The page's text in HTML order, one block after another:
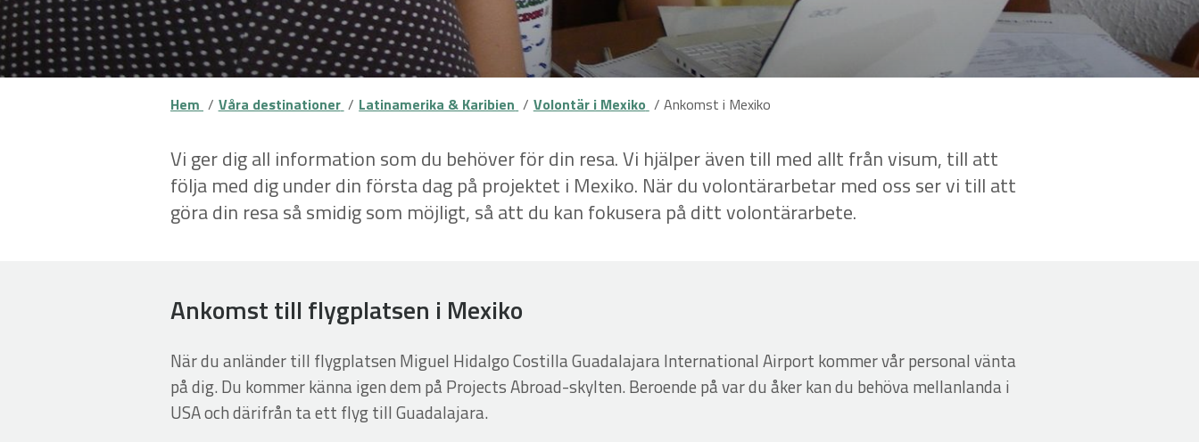
Hem Våra destinationer Latinamerika & Karibien Volontär i Mexiko Ankomst i Mexiko
Vi ger dig all information som du behöver för din resa. Vi hjälper även till med allt från visum, till att
följa med dig under din första dag på projektet i Mexiko. När du volontärarbetar med oss ser vi till att
göra din resa så smidig som möjligt, så att du kan fokusera på ditt volontärarbete.
Ankomst till flygplatsen i Mexiko
När du anländer till flygplatsen Miguel Hidalgo Costilla Guadalajara International Airport kommer vår personal vänta
på dig. Du kommer känna igen dem på Projects Abroad-skylten. Beroende på var du åker kan du behöva mellanlanda i
USA och därifrån ta ett flyg till Guadalajara.